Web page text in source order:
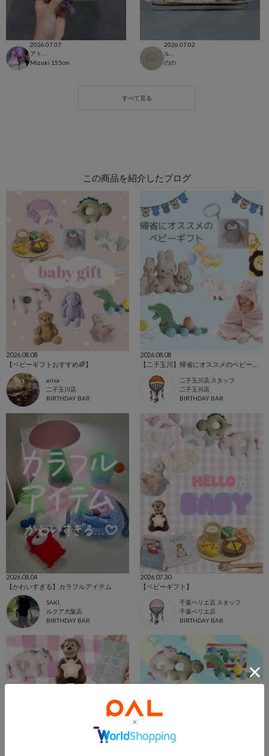
2026.07.07
Mizuki 155cm
2026.07.02
ルミネ池袋店
のの
この商品を紹介したブログ
2026.08.08
【ベビーギフトおすすめ🌈】
arisa
二子玉川店
BIRTHDAY BAR
2026.08.08
二子玉川店 スタッフ
二子玉川店
BIRTHDAY BAR
2026.08.04
【かわいすぎる】カラフルアイテム
SAKI
ルクア大阪店
BIRTHDAY BAR
2026.07.30
【ベビーギフト】
千葉ペリエ店 スタッフ
千葉ペリエ店
BIRTHDAY BAR